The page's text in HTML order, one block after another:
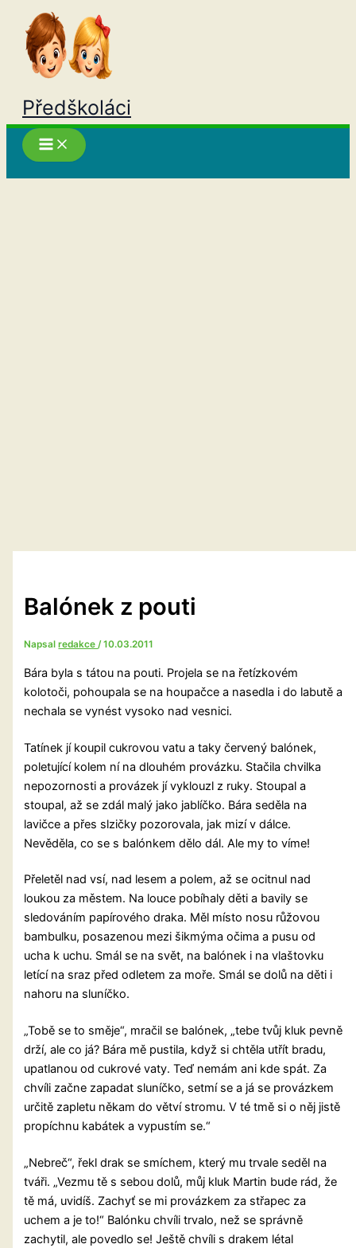
Přeskočit
obsah
Předškoláci
Balónek z pouti
Napsalredakce/10.03.2011
Bára byla s tátou na pouti. Projela se na řetízkovém
kolotoči, pohoupala se na houpačce a nasedla i do labutě a
nechala se vynést vysoko nad vesnici.
Tatínek jí koupil cukrovou vatu a taky červený balónek,
poletující kolem ní na dlouhém provázku. Stačila chvilka
nepozornosti a provázek jí vyklouzl z ruky. Stoupal a
stoupal, až se zdál malý jako jablíčko. Bára seděla na
lavičce a přes slzičky pozorovala, jak mizí v dálce.
Nevěděla, co se s balónkem dělo dál. Ale my to víme!
Přeletěl nad vsí, nad lesem a polem, až se ocitnul nad
loukou za městem. Na louce pobíhaly děti a bavily se
sledováním papírového draka. Měl místo nosu růžovou
bambulku, posazenou mezi šikmýma očima a pusu od
ucha k uchu. Smál se na svět, na balónek i na vlaštovku
letící na sraz před odletem za moře. Smál se dolů na děti i
nahoru na sluníčko.
„Tobě se to směje“, mračil se balónek, „tebe tvůj kluk pevně
drží, ale co já? Bára mě pustila, když si chtěla utřít bradu,
upatlanou od cukrové vaty. Teď nemám ani kde spát. Za
chvíli začne zapadat sluníčko, setmí se a já se provázkem
určitě zapletu někam do větví stromu. V té tmě si o něj jistě
propíchnu kabátek a vypustím se.“
„Nebreč“, řekl drak se smíchem, který mu trvale seděl na
tváři. „Vezmu tě s sebou dolů, můj kluk Martin bude rád, že
tě má, uvidíš. Zachyť se mi provázkem za střapec za
uchem a je to!“ Balónku chvíli trvalo, než se správně
zachytil, ale povedlo se! Ještě chvíli s drakem létal